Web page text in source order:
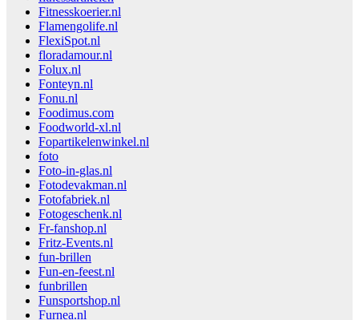
Fitnesskoerier.nl
Flamengolife.nl
FlexiSpot.nl
floradamour.nl
Folux.nl
Fonteyn.nl
Fonu.nl
Foodimus.com
Foodworld-xl.nl
Fopartikelenwinkel.nl
foto
Foto-in-glas.nl
Fotodevakman.nl
Fotofabriek.nl
Fotogeschenk.nl
Fr-fanshop.nl
Fritz-Events.nl
fun-brillen
Fun-en-feest.nl
funbrillen
Funsportshop.nl
Furnea.nl